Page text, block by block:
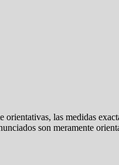
orientativas, las medidas
son meramente